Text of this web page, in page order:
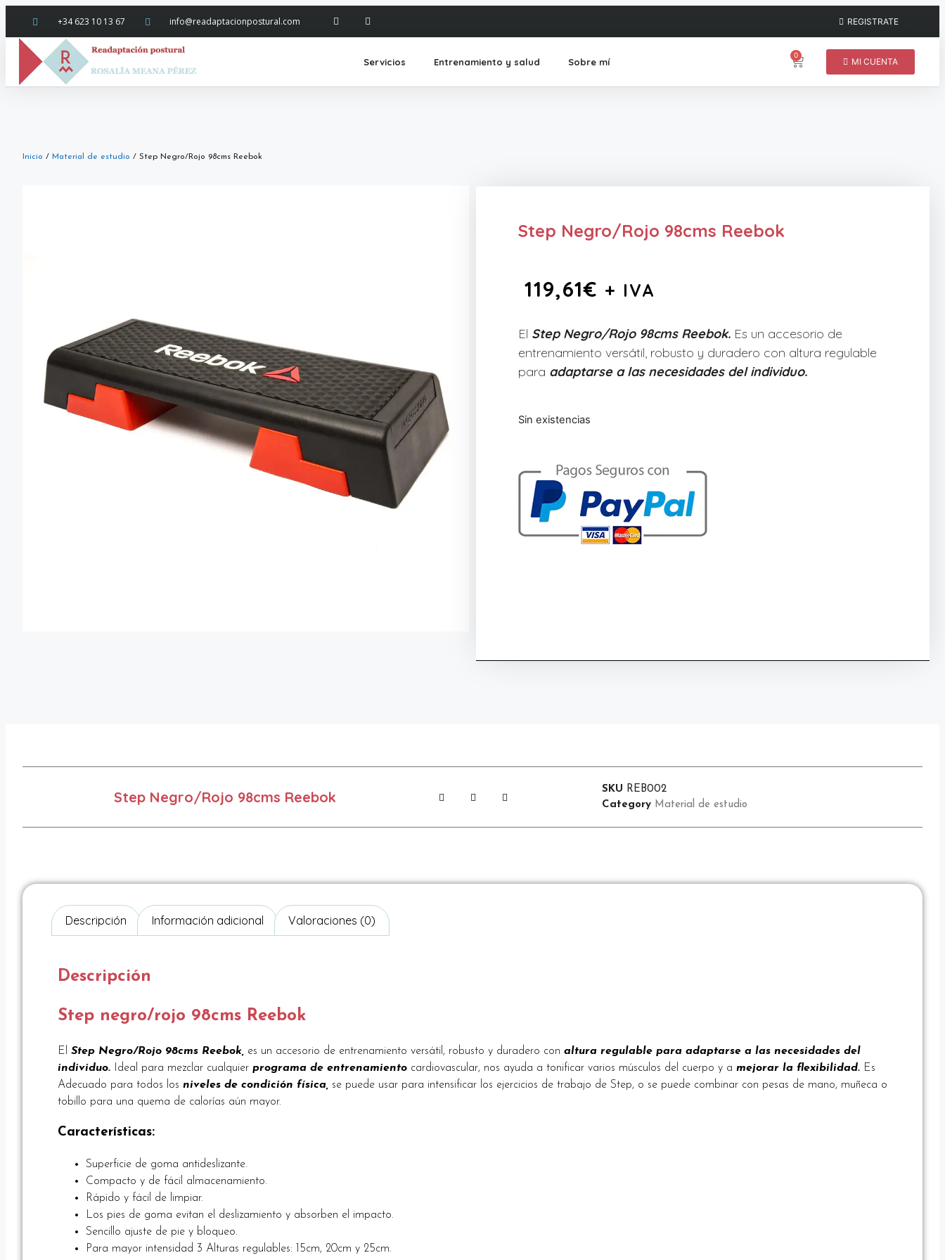
+34 623 10 13 67 info@readaptacionpostural.com REGISTRATE
Servicios Entrenamiento y salud Sobre mí
0
MI CUENTA
Inicio / Material de estudio / Step Negro/Rojo 98cms Reebok
Step Negro/Rojo 98cms Reebok
119,61€ + IVA
El Step Negro/Rojo 98cms Reebok.Es un accesorio de
entrenamiento versátil, robusto y duradero con altura regulable
para adaptarse a las necesidades del individuo.
Sin existencias
Step Negro/Rojo 98cms Reebok SKU REB002
Category Material de estudio
Descripción Información adicional Valoraciones (0)
Descripción
Step negro/rojo 98cms Reebok
El Step Negro/Rojo 98cms Reebok, es un accesorio de entrenamiento versátil, robusto y duradero con altura regulable para adaptarse a las necesidades del
individuo.
Ideal para mezclar cualquier programa de entrenamiento cardiovascular, nos ayuda a tonificar varios músculos del cuerpo y a mejorar la flexibilidad. Es
Adecuado para todos los niveles de condición física,
se puede usar para intensificar los ejercicios de trabajo de Step, o se puede combinar con pesas de mano, muñeca o
tobillo para una quema de calorías aún mayor.
Características:
Superficie de goma antideslizante.
Compacto y de fácil almacenamiento.
Rápido y fácil de limpiar.
Los pies de goma evitan el deslizamiento y absorben el impacto.
Sencillo ajuste de pie y bloqueo.
Para mayor intensidad 3 Alturas regulables: 15cm, 20cm y 25cm.